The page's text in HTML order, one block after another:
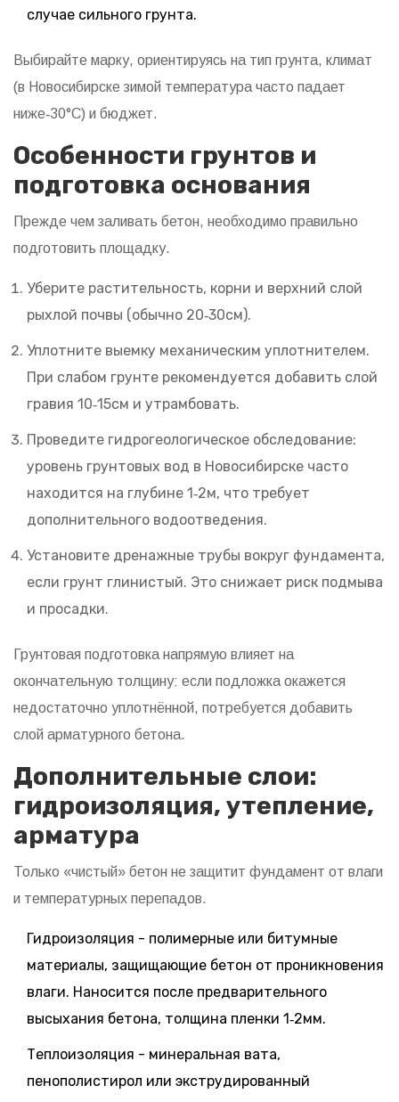
случае сильного грунта.
Выбирайте марку, ориентируясь на тип грунта, климат
(в Новосибирске зимой температура часто падает
ниже‑30°C) и бюджет.
Особенности грунтов и
подготовка основания
Прежде чем заливать бетон, необходимо правильно
подготовить площадку.
Уберите растительность, корни и верхний слой
рыхлой почвы (обычно 20‑30см).
Уплотните выемку механическим уплотнителем.
При слабом грунте рекомендуется добавить слой
гравия 10‑15см и утрамбовать.
Проведите гидрогеологическое обследование:
уровень грунтовых вод в Новосибирске часто
находится на глубине 1‑2м, что требует
дополнительного водоотведения.
Установите дренажные трубы вокруг фундамента,
если грунт глинистый. Это снижает риск подмыва
и просадки.
Грунтовая подготовка напрямую влияет на
окончательную толщину: если подложка окажется
недостаточно уплотнённой, потребуется добавить
слой арматурного бетона.
Дополнительные слои:
гидроизоляция, утепление,
арматура
Только «чистый» бетон не защитит фундамент от влаги
и температурных перепадов.
Гидроизоляция - полимерные или битумные
материалы, защищающие бетон от проникновения
влаги. Наносится после предварительного
высыхания бетона, толщина пленки 1‑2мм.
Теплоизоляция - минеральная вата,
пенополистирол или экструдированный